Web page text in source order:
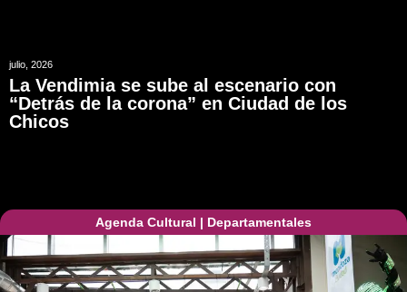
julio, 2026
La Vendimia se sube al escenario con
“Detrás de la corona” en Ciudad de los
Chicos
Agenda Cultural | Departamentales